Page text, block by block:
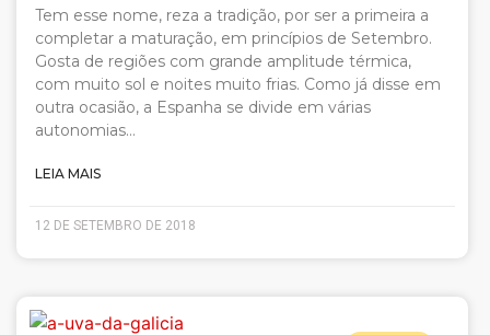
Tem esse nome, reza a tradição, por ser a primeira a
completar a maturação, em princípios de Setembro.
Gosta de regiões com grande amplitude térmica,
com muito sol e noites muito frias. Como já disse em
outra ocasião, a Espanha se divide em várias
autonomias…
LEIA MAIS
12 DE SETEMBRO DE 2018